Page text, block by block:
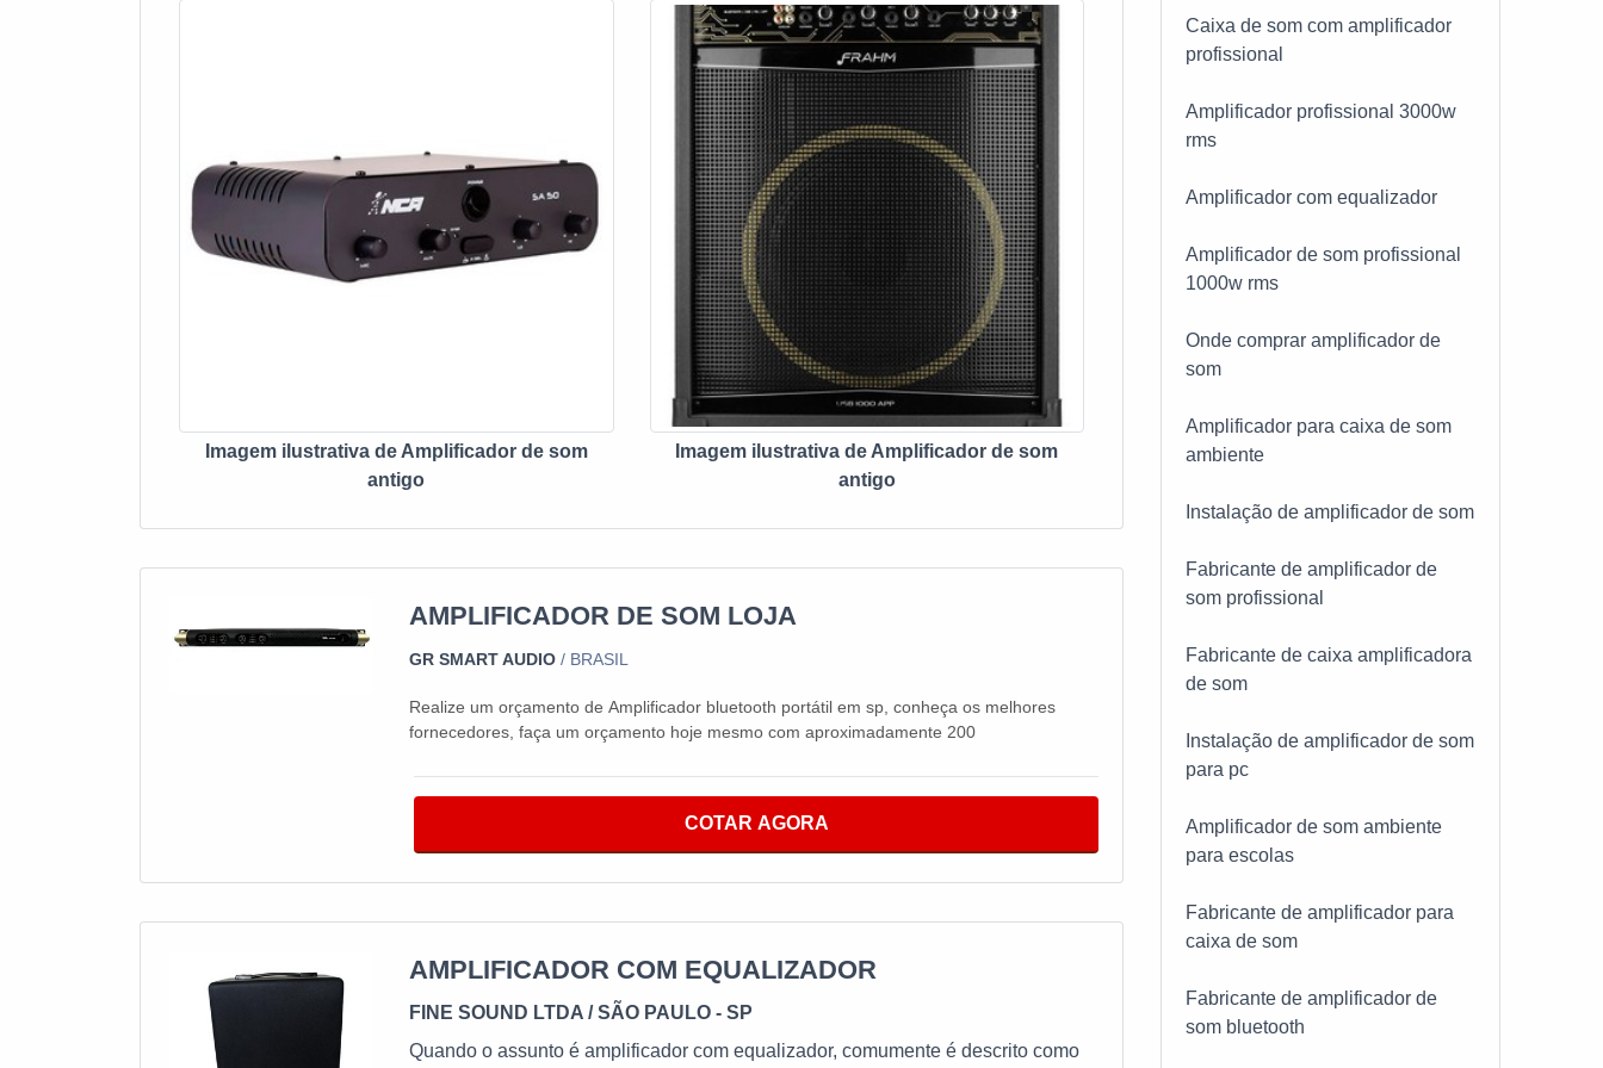
e ajustar a frequência, características que torna o uso de grande valia, em vários
setores e segmentos o uso é indispensável. Eis os diferenciais do
produto:Qualidade;Eficiência;Bom custo benefício.Com a organização, o cliente
consegue tirar as dúvidas sobre os serviços do ramo, além de contar com os melhores
profissionais e instalações. Assim, a empresa conquista confiança e satisfação, que
são os maiores objetivos da marca. A empresa que fabrica e vende equipamentos de
som, garante uma entrega de excelência de ponta a ponta. EQUALIZADOR DE SOM
PROFISSIONAL DE ALTA QUALIDADENa Fine Sound Ltda tem o que há de melhor
no ramo de construção civil, arquitetura e eletrônica. Além disso, a empresa conta
com várias formas de contratação e pagamento, conforme negociação com o cliente e
Imagem ilustrativa de Amplificador de som
antigo
Imagem ilustrativa de Amplificador de som
antigo
AMPLIFICADOR DE SOM LOJA
GR SMART AUDIO / BRASIL
Realize um orçamento de Amplificador bluetooth portátil em sp, conheça os melhores
fornecedores, faça um orçamento hoje mesmo com aproximadamente 200
COTAR AGORA
AMPLIFICADOR COM EQUALIZADOR
FINE SOUND LTDA / SÃO PAULO - SP
Quando o assunto é amplificador com equalizador, comumente é descrito como
Caixa de som com amplificador
profissional
Amplificador profissional 3000w
rms
Amplificador com equalizador
Amplificador de som profissional
1000w rms
Onde comprar amplificador de
som
Amplificador para caixa de som
ambiente
Instalação de amplificador de som
Fabricante de amplificador de
som profissional
Fabricante de caixa amplificadora
de som
Instalação de amplificador de som
para pc
Amplificador de som ambiente
para escolas
Fabricante de amplificador para
caixa de som
Fabricante de amplificador de
som bluetooth